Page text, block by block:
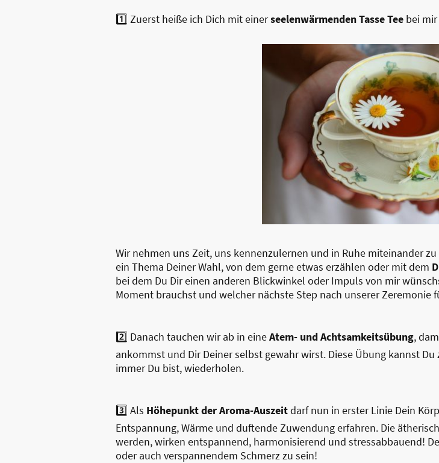
1️⃣ Zuerst heiße ich Dich mit einerseelenwärmenden Tasse Tee bei
Wir nehmen uns Zeit, uns kennenzulernen und in Ruhe miteinander
ein Thema Deiner Wahl, von dem gerne etwas erzählen oder mit dem
bei dem Du Dir einen anderen Blickwinkel oder Impuls von mir
Moment brauchst und welcher nächste Step nach unserer Zeremonie
2️⃣ Danach tauchen wir ab in eineAtem- und Achtsamkeitsübung,
ankommst und Dir Deiner selbst gewahr wirst. Diese Übung kannst
immer Du bist, wiederholen.
3️⃣ Als Höhepunkt der Aroma-Auszeitdarf nun in erster Linie Dein
Entspannung, Wärme und duftende Zuwendung erfahren. Die
werden, wirken entspannend, harmonisierend und stressabbauend!
oder auch verspannendem Schmerz zu sein!